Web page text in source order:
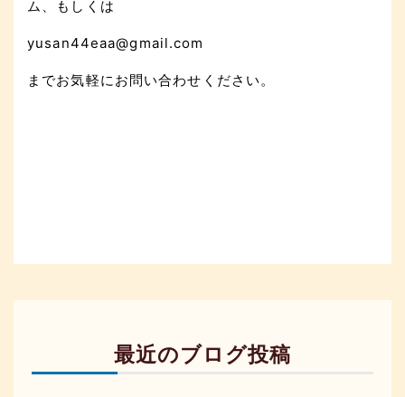
ム、もしくは
yusan44eaa@gmail.com
までお気軽にお問い合わせください。
最近のブログ投稿